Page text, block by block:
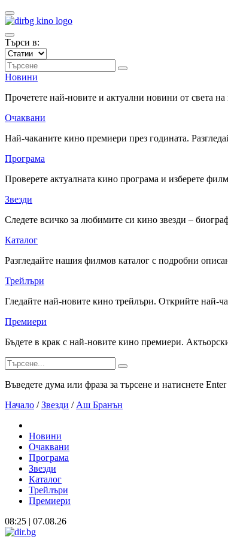
Търси в:
Новини
Прочетете най-новите и актуални новини от света
Очаквани
Най-чаканите кино премиери през годината.
Програма
Проверете актуалната кино програма и изберете
Звезди
Следете всичко за любимите си кино звезди –
Каталог
Разгледайте нашия филмов каталог с подробни
Трейлъри
Гледайте най-новите кино трейлъри. Открийте най-
Премиери
Бъдете в крак с най-новите кино премиери.
Въведете дума или фраза за търсене и натиснете Enter
Начало / Звезди / Аш Бранън
Новини
Очаквани
Програма
Звезди
Каталог
Трейлъри
Премиери
08:25 | 07.08.26